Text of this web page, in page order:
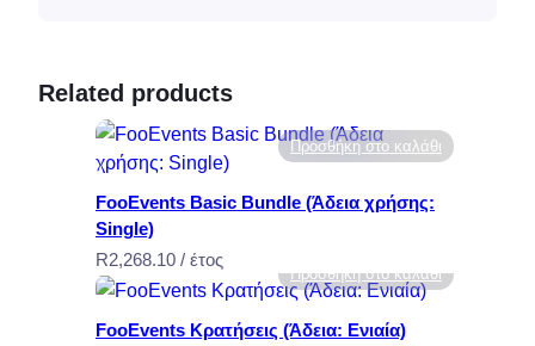
i
c
e
s
e
:
U
n
Related products
Προσθήκη στο καλάθι
FooEvents Basic Bundle (Άδεια χρήσης:
Single)
R2,268.10 / έτος
Προσθήκη στο καλάθι
FooEvents Κρατήσεις (Άδεια: Ενιαία)